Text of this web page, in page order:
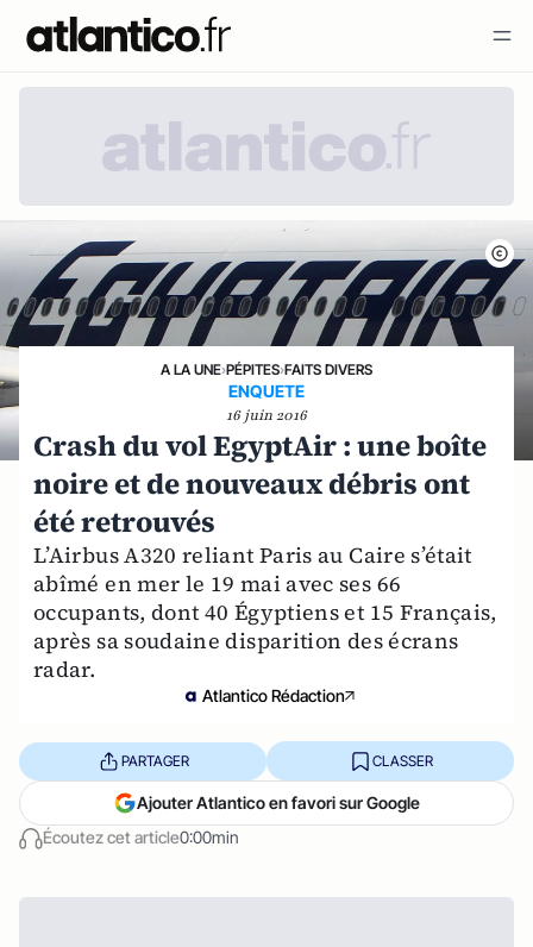
A LA UNE›PÉPITES›FAITS DIVERS
ENQUETE
16 juin 2016
Crash du vol EgyptAir : une boîte
noire et de nouveaux débris ont
été retrouvés
L’Airbus A320 reliant Paris au Caire s’était
abîmé en mer le 19 mai avec ses 66
occupants, dont 40 Égyptiens et 15 Français,
après sa soudaine disparition des écrans
radar.
Atlantico Rédaction
Écoutez cet article0:00min
PARTAGER CLASSER
Ajouter Atlantico en favori sur Google